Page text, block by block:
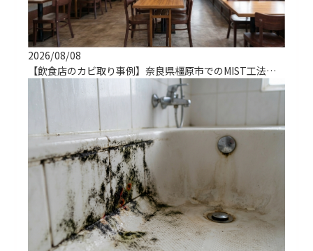
2026/08/08
【飲食店のカビ取り事例】奈良県橿原市でのMIST工法による解決実績